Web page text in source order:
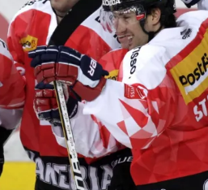
Moderní pětiboj
Motorsport
Olympijské hry
Parasport
Plavání